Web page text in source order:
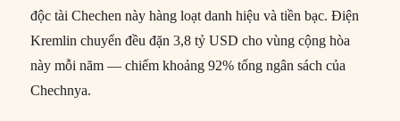
độc tài Chechen này hàng loạt danh hiệu và tiền bạc. Điện
Kremlin chuyển đều đặn 3,8 tỷ USD cho vùng cộng hòa
này mỗi năm — chiếm khoảng 92% tổng ngân sách của
Chechnya.